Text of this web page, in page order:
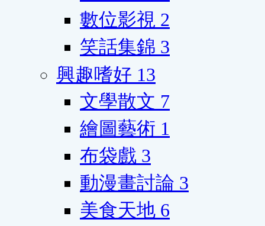
數位影視 2
笑話集錦 3
興趣嗜好 13
文學散文 7
繪圖藝術 1
布袋戲 3
動漫畫討論 3
美食天地 6